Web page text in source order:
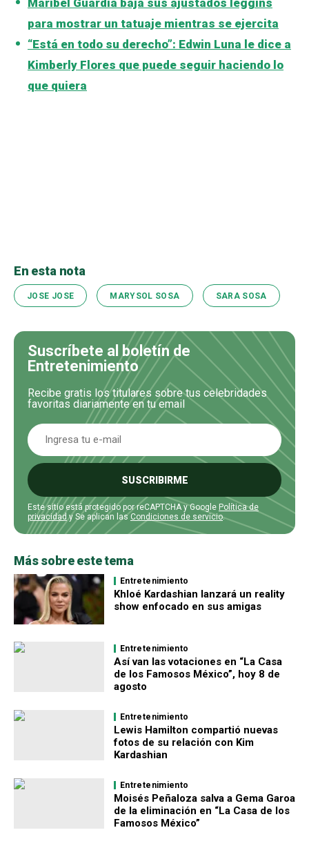
Maribel Guardia baja sus ajustados leggins
para mostrar un tatuaje mientras se ejercita
“Está en todo su derecho”: Edwin Luna le dice a
Kimberly Flores que puede seguir haciendo lo
que quiera
En esta nota
JOSE JOSE MARYSOL SOSA SARA SOSA
Suscríbete al boletín de
Entretenimiento
Recibe gratis los titulares sobre tus celebridades
favoritas diariamente en tu email
SUSCRIBIRME
Este sitio está protegido por reCAPTCHA y Google Política de
privacidad y Se aplican lasCondiciones de servicio.
Más sobre este tema
Entretenimiento
Khloé Kardashian lanzará un reality
show enfocado en sus amigas
Entretenimiento
Así van las votaciones en “La Casa
de los Famosos México”, hoy 8 de
agosto
Entretenimiento
Lewis Hamilton compartió nuevas
fotos de su relación con Kim
Kardashian
Entretenimiento
Moisés Peñaloza salva a Gema Garoa
de la eliminación en “La Casa de los
Famosos México”